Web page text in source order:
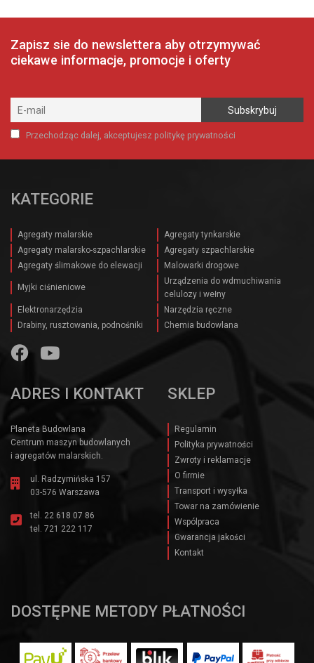
Zapisz sie do newslettera aby otrzymywać
ciekawe informacje, promocje i oferty
Przechodząc dalej, akceptujesz politykę prywatności
KATEGORIE
Agregaty malarskie
Agregaty tynkarskie
Agregaty malarsko-szpachlarskie
Agregaty szpachlarskie
Agregaty ślimakowe do elewacji
Malowarki drogowe
Myjki ciśnieniowe
Urządzenia do wdmuchiwania
celulozy i wełny
Elektronarzędzia
Narzędzia ręczne
Drabiny, rusztowania, podnośniki
Chemia budowlana
ADRES I KONTAKT
Planeta Budowlana
Centrum maszyn budowlanych
i agregatów malarskich.
ul. Radzymińska 157
03-576 Warszawa
tel. 22 618 07 86
tel. 721 222 117
SKLEP
Regulamin
Polityka prywatności
Zwroty i reklamacje
O firmie
Transport i wysyłka
Towar na zamówienie
Wspólpraca
Gwarancja jakości
Kontakt
DOSTĘPNE METODY PŁATNOŚCI